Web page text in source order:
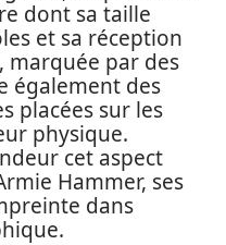
dont sa taille
et sa réception
marquée par des
également des
placées sur les
physique.
cet aspect
Hammer, ses
dans